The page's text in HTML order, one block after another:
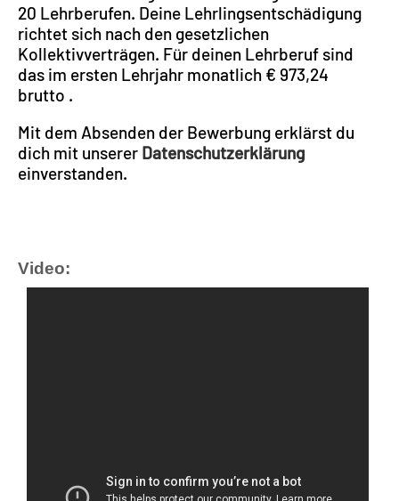
20 Lehrberufen. Deine Lehrlingsentschädigung
richtet sich nach den gesetzlichen
Kollektivverträgen. Für deinen Lehrberuf sind
das im ersten Lehrjahr monatlich € 973,24
brutto .
Mit dem Absenden der Bewerbung erklärst du
dich mit unserer Datenschutzerklärung
einverstanden.
Video: